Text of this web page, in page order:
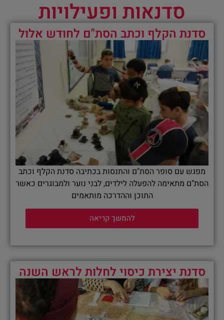
סדנאות ופעילויות
סדנת הקלף וכתב הסת"ם לחודש אלול
מפגש עם סופר הסת"ם והתנסות בכתיבה סדנת הקלף וכתב
הסת"ם מתאימה להפעלה לילדים, לבני נוער ולמבוגרים כאשר
התוכן וההדרכה מותאמים
להמשך קריאה
סדנת יצירת כיסוי לחלות לראש השנה